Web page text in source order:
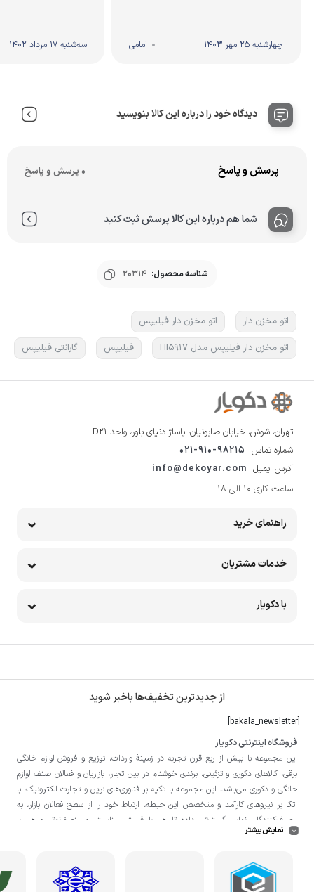
چهارشنبه 25 مهر 1403 امامی سه‌شنبه 17 مرداد 1402
دیدگاه خود را درباره این کالا بنویسید
پرسش و پاسخ 0 پرسش و پاسخ
شما هم درباره این کالا پرسش ثبت کنید
شناسه محصول: 20314
اتو مخزن دار
اتو مخزن دار فیلیپس
اتو مخزن دار فیلیپس مدل HI5917
فیلیپس گارانتی فیلیپس
تهران، شوش، خیابان صابونیان، پاساژ دنیای بلور، واحد D21
شماره تماس 021-910-98215
آدرس ایمیل info@dekoyar.com
ساعت کاری 10 الی 18
راهنمای خرید
خدمات مشتریان
با دکویار
از جدیدترین تخفیف‌ها باخبر شوید
فروشگاه اینترنتی دکویار
این مجموعه با بيش از ربع قرن تجربه در زمينۀ واردات، توزيع و فروش لوازم خانگی
برقی، کالاهای دکوری و تزئینی، برندی خوشنام در بين تجار، بازاريان و فعالان صنف لوازم
خانگی و دکوری می‌باشد. این مجموعه با تكيه بر فناوری‌های نوين و تجارت الكترونيک، با
اتکا بر نيروهای كارآمد و متخصص اين حيطه، ارتباط خود را از سطح فعالان بازار، به
مصرف‌كنندگان نهايی گسترش داده تا هم با قيمتی مناسبتر و منصفانه‌تر و هم با
خدماتی گسترده‌تر و كيفی‌تر در خدمت هموطنان عزیز در اقصی نقاط ميهنمان باشد.
کالا از انبار تنها در صورت ثبت سفارش قبلی از طریق سایت و انتخاب زمان، امکان پذیر
نمایش بیشتر